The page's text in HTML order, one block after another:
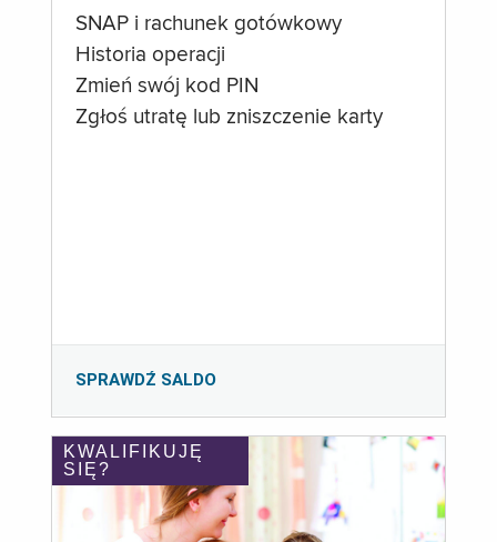
SNAP i rachunek gotówkowy
Historia operacji
Zmień swój kod PIN
Zgłoś utratę lub zniszczenie karty
SPRAWDŹ SALDO
KWALIFIKUJĘ
SIĘ?